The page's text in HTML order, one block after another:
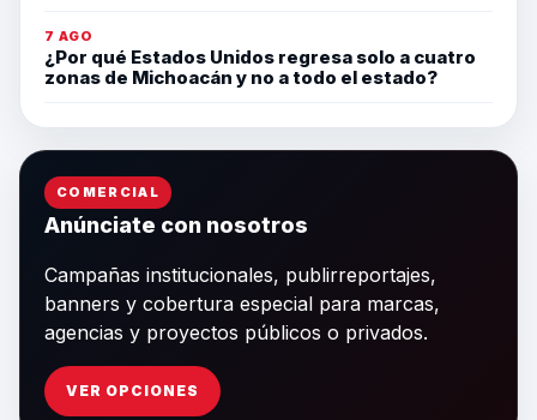
7 AGO
¿Por qué Estados Unidos regresa solo a cuatro
zonas de Michoacán y no a todo el estado?
COMERCIAL
Anúnciate con nosotros
Campañas institucionales, publirreportajes,
banners y cobertura especial para marcas,
agencias y proyectos públicos o privados.
VER OPCIONES